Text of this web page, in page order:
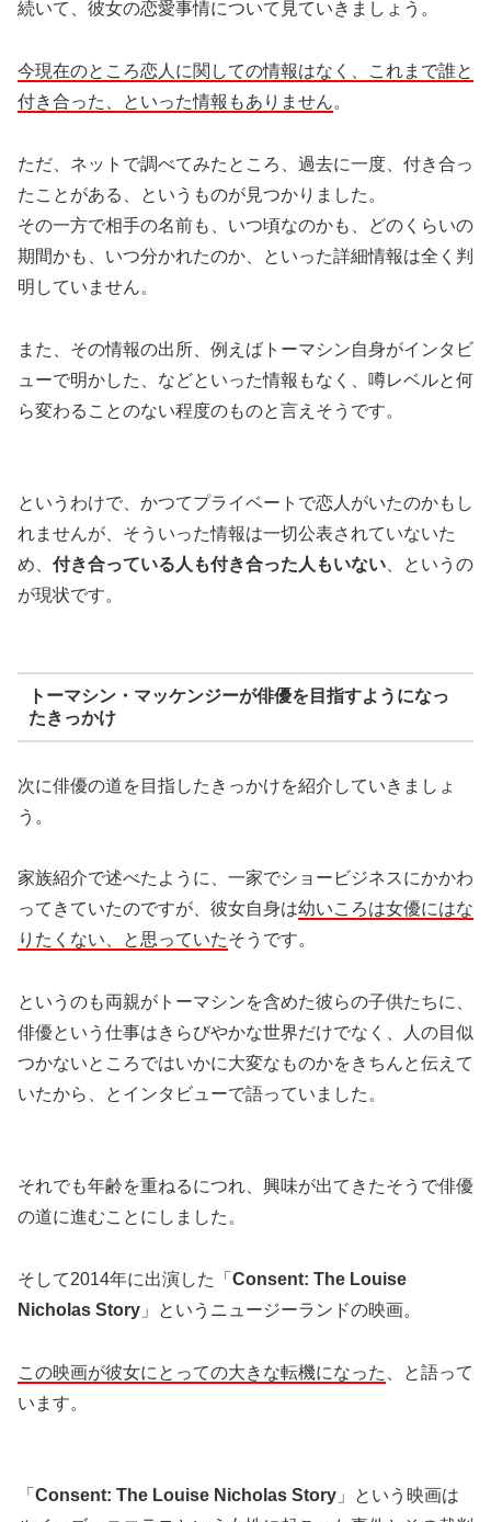
続いて、彼女の恋愛事情について見ていきましょう。
今現在のところ恋人に関しての情報はなく、これまで誰と
付き合った、といった情報もありません。
ただ、ネットで調べてみたところ、過去に一度、付き合っ
たことがある、というものが見つかりました。
その一方で相手の名前も、いつ頃なのかも、どのくらいの
期間かも、いつ分かれたのか、といった詳細情報は全く判
明していません。
また、その情報の出所、例えばトーマシン自身がインタビ
ューで明かした、などといった情報もなく、噂レベルと何
ら変わることのない程度のものと言えそうです。
というわけで、かつてプライベートで恋人がいたのかもし
れませんが、そういった情報は一切公表されていないた
め、 付き合っている人も付き合った人もいない 、というの
が現状です。
トーマシン・マッケンジーが俳優を目指すようになっ
たきっかけ
次に俳優の道を目指したきっかけを紹介していきましょ
う。
家族紹介で述べたように、一家でショービジネスにかかわ
ってきていたのですが、彼女自身は幼いころは女優にはな
りたくない、と思っていたそうです。
というのも両親がトーマシンを含めた彼らの子供たちに、
俳優という仕事はきらびやかな世界だけでなく、人の目似
つかないところではいかに大変なものかをきちんと伝えて
いたから、とインタビューで語っていました。
それでも年齢を重ねるにつれ、興味が出てきたそうで俳優
の道に進むことにしました。
そして2014年に出演した「 Consent: The Louise
Nicholas Story 」というニュージーランドの映画。
この映画が彼女にとっての大きな転機になった
、と語って
います。
「 Consent: The Louise Nicholas Story 」という映画は